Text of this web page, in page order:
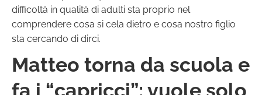
difficoltà in qualità di adulti sta proprio nel
comprendere cosa si cela dietro e cosa nostro figlio
sta cercando di dirci.
Matteo torna da scuola e